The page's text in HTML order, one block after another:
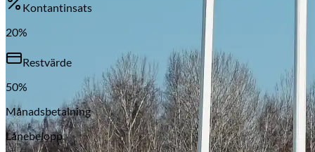
Kontantinsats
20%
Restvärde
50%
Månadsbetalning
Lånebelopp